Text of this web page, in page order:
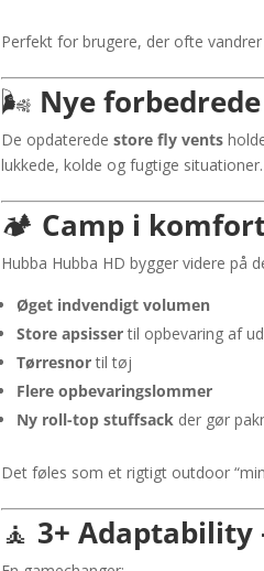
Perfekt for brugere, der ofte
🌬️ Nye
De opdateredestore fly vents
lukkede, kolde og fugtige situationer.
🏕️ Camp i
Hubba Hubba HD bygger videre på
Øget indvendigt volumen
Store apsissertil opbevaring af
Tørresnortil tøj
Flere opbevaringslommer
Ny roll-top stuffsack der gør
Det føles som et rigtigt outdoor
🧘 3+ Adaptability